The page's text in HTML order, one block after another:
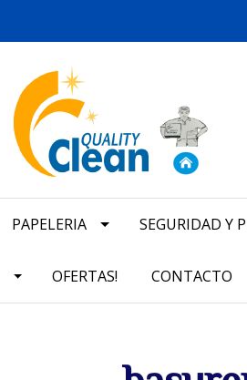
PAPELERIA SEGURIDAD Y
OFERTAS! CONTACTO